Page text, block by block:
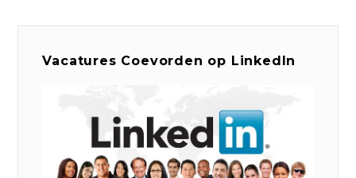
Vacatures Coevorden op LinkedIn